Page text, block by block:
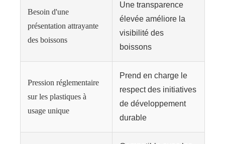
Besoin d'une
présentation attrayante
des boissons
Une transparence
élevée améliore la
visibilité des
boissons
Pression réglementaire
sur les plastiques à
usage unique
Prend en charge le
respect des initiatives
de développement
durable